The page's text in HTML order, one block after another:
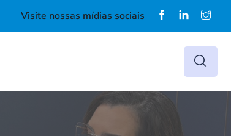
Visite nossas mídias sociais